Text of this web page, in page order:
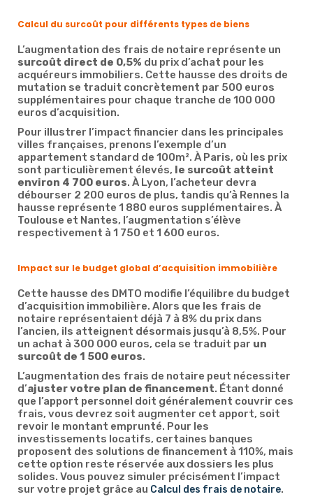
Calcul du surcoût pour différents types de biens
L’augmentation des frais de notaire représente un
surcoût direct de 0,5% du prix d’achat pour les
acquéreurs immobiliers. Cette hausse des droits de
mutation se traduit concrètement par 500 euros
supplémentaires pour chaque tranche de 100 000
euros d’acquisition.
Pour illustrer l’impact financier dans les principales
villes françaises, prenons l’exemple d’un
appartement standard de 100m². À Paris, où les prix
sont particulièrement élevés, le surcoût atteint
environ 4 700 euros. À Lyon, l’acheteur devra
débourser 2 200 euros de plus, tandis qu’à Rennes la
hausse représente 1 880 euros supplémentaires. À
Toulouse et Nantes, l’augmentation s’élève
respectivement à 1 750 et 1 600 euros.
Impact sur le budget global d’acquisition immobilière
Cette hausse des DMTO modifie l’équilibre du budget
d’acquisition immobilière. Alors que les frais de
notaire représentaient déjà 7 à 8% du prix dans
l’ancien, ils atteignent désormais jusqu’à 8,5%. Pour
un achat à 300 000 euros, cela se traduit par un
surcoût de 1 500 euros.
L’augmentation des frais de notaire peut nécessiter
d’ajuster votre plan de financement. Étant donné
que l’apport personnel doit généralement couvrir ces
frais, vous devrez soit augmenter cet apport, soit
revoir le montant emprunté. Pour les
investissements locatifs, certaines banques
proposent des solutions de financement à 110%, mais
cette option reste réservée aux dossiers les plus
solides. Vous pouvez simuler précisément l’impact
sur votre projet grâce au Calcul des frais de notaire.